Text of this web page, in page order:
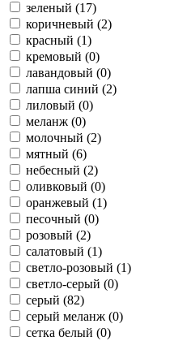
зеленый (17)
коричневый (2)
красный (1)
кремовый (0)
лавандовый (0)
лапша синий (2)
лиловый (0)
меланж (0)
молочный (2)
мятный (6)
небесный (2)
оливковый (0)
оранжевый (1)
песочный (0)
розовый (2)
салатовый (1)
светло-розовый (1)
светло-серый (0)
серый (82)
серый меланж (0)
сетка белый (0)